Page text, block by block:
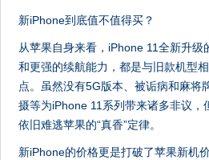
新iPhone到底值不值得买？
从苹果自身来看，iPhone 11全新升
和更强的续航能力，都是与旧款机型
点。虽然没有5G版本、被诟病和麻将
摄等为iPhone 11系列带来诸多非议，
依旧难逃苹果的“真香”定律。
新iPhone的价格更是打破了苹果新机